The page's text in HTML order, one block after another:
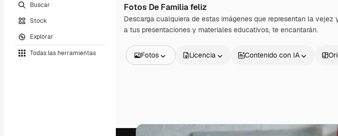
Buscar
Stock
Explorar
Todas las herramientas
Fotos De Familia feliz
Descarga cualquiera de estas imágenes que representan la
a tus presentaciones y materiales educativos, te encantarán.
Fotos
Vídeos
Licencia Contenido con IA